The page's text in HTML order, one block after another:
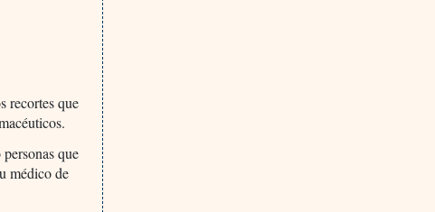
recortes que
que
médico de